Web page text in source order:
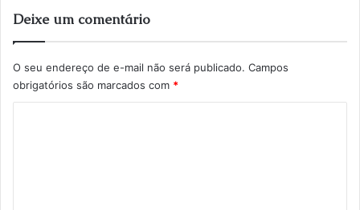
Deixe um comentário
O seu endereço de e-mail não será publicado. Campos
obrigatórios são marcados com *